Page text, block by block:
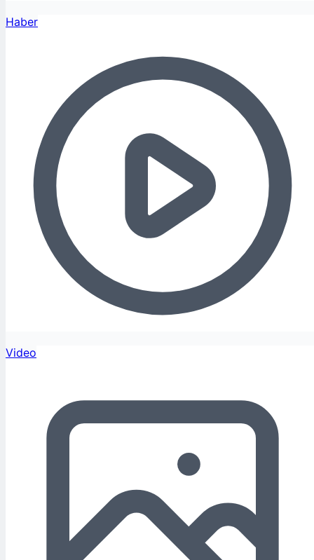
Haber
Video